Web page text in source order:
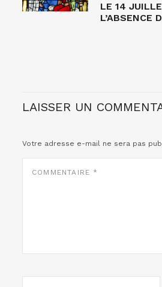
LE 14
L’ABSENCE
LAISSER UN
Votre adresse e-mail ne sera pas